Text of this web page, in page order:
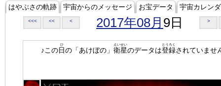
はやぶさの軌跡 宇宙からのメッセージ お宝データ 宇宙カレン
<<< << < 2017年08月 9日 >
♪この日
ひ
の「あけぼの」 衛星
えいせい
のデータは登録
とうろく
されていませ